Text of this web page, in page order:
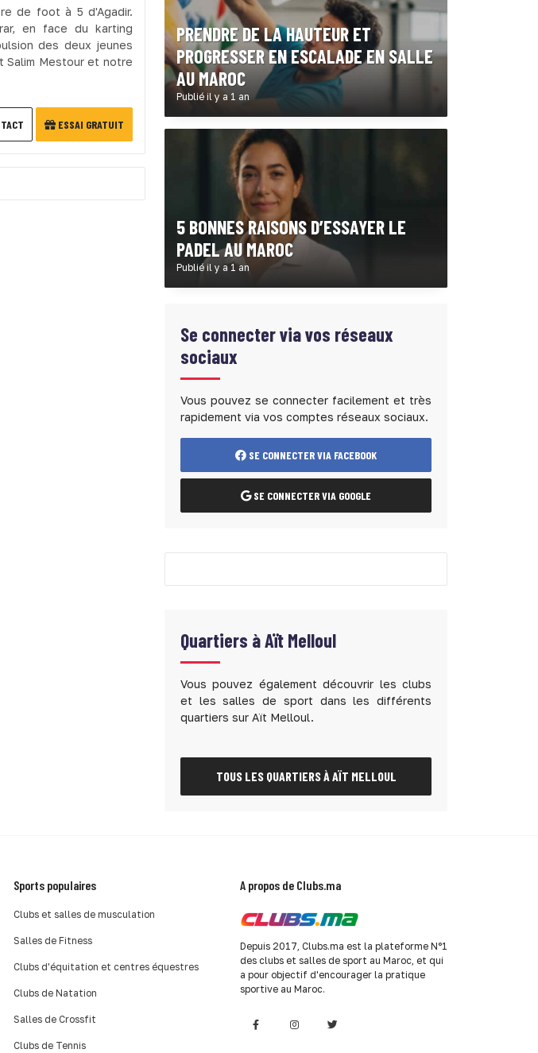
de foot à 5 d'Agadir.
en face du karting
des deux jeunes
Salim Mestour et notre
ESSAI GRATUIT
PRENDRE DE LA HAUTEUR ET
PROGRESSER EN ESCALADE EN SALLE
AU MAROC
Publié il y a 1 an
5 BONNES RAISONS D’ESSAYER LE
PADEL AU MAROC
Publié il y a 1 an
Se connecter via vos réseaux
sociaux
Vous pouvez se connecter facilement et très
rapidement via vos comptes réseaux sociaux.
SE CONNECTER VIA FACEBOOK
SE CONNECTER VIA GOOGLE
Quartiers àAït Melloul
Vous pouvez également découvrir les clubs
et les salles de sport dans les différents
quartiers sur Aït Melloul.
TOUS LES QUARTIERS À AÏT MELLOUL
Sports populaires
Clubs et salles de musculation
Salles de Fitness
Clubs d'équitation et centres équestres
Clubs de Natation
Salles de Crossfit
Clubs de Tennis
A propos de Clubs.ma
Depuis 2017, Clubs.ma est la plateforme N°1
des clubs et salles de sport au Maroc, et qui
a pour objectif d'encourager la pratique
sportive au Maroc.